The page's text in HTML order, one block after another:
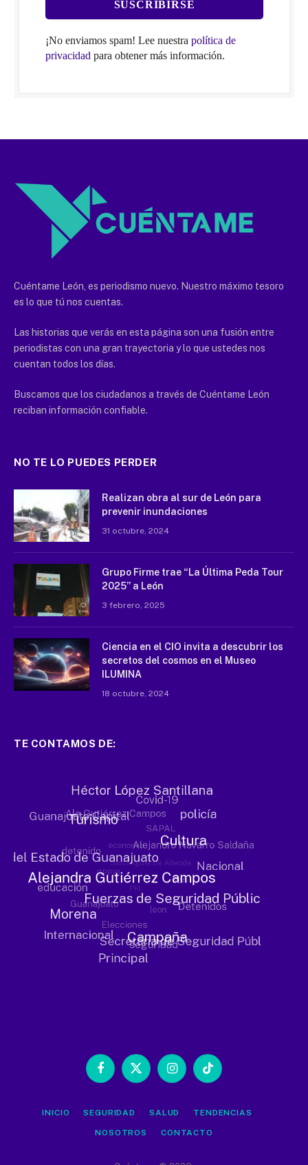
¡No enviamos spam! Lee nuestra política de
privacidad para obtener más información.
Cuéntame León, es periodismo nuevo. Nuestro máximo tesoro
es lo que tú nos cuentas.
Las historias que verás en esta página son una fusión entre
periodistas con una gran trayectoria y lo que ustedes nos
cuentan todos los días.
Buscamos que los ciudadanos a través de Cuéntame León
reciban información confiable.
NO TE LO PUEDES PERDER
Realizan obra al sur de León para
prevenir inundaciones
31 octubre, 2024
Grupo Firme trae “La Última Peda Tour
2025” a León
3 febrero, 2025
Ciencia en el CIO invita a descubrir los
secretos del cosmos en el Museo
ILUMINA
18 octubre, 2024
TE CONTAMOS DE:
Facebook
X
InstagramTikTok
INICIO SEGURIDAD SALUD TENDENCIAS
NOSOTROS CONTACTO